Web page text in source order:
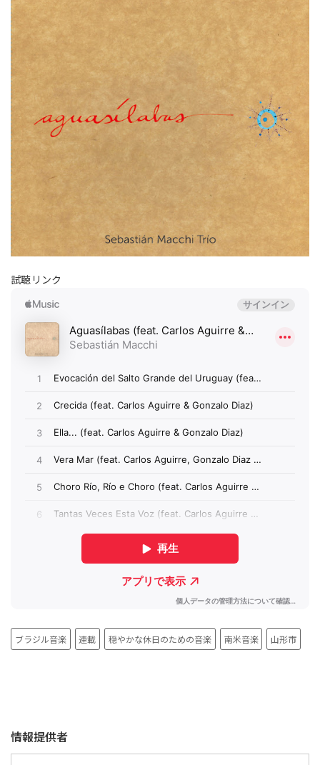
試聴リンク
ブラジル音楽 連載 穏やかな休日のための音楽 南米音楽 山形市
情報提供者